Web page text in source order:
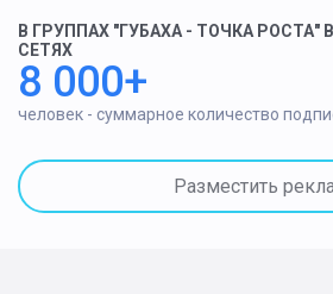
В ГРУППАХ "ГУБАХА - ТОЧКА
СЕТЯХ
8 000+
человек - суммарное количество
Разместить